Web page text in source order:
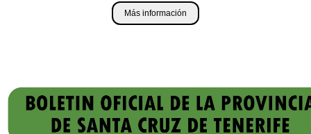
Más información